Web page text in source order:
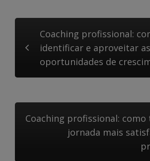
Coaching profissional:
identificar e aproveitar as
oportunidades de
Coaching profissional: como
jornada mais